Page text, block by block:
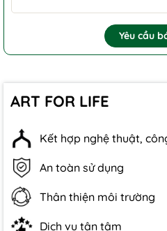
Yêu cầu
ART FOR LIFE
Kết hợp nghệ thuật,
An toàn sử dụng
Thân thiện môi trường
Dịch vụ tận tâm